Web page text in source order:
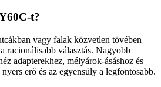
-t?
vagy falak közvetlen tövében
a racionálisabb választás. Nagyobb
adapterekhez, mélyárok-ásáshoz és
erő és az egyensúly a legfontosabb.